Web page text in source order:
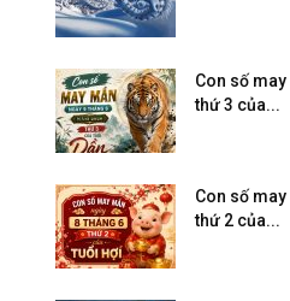
Con số
thứ 3 của...
Con số
thứ 2 của...